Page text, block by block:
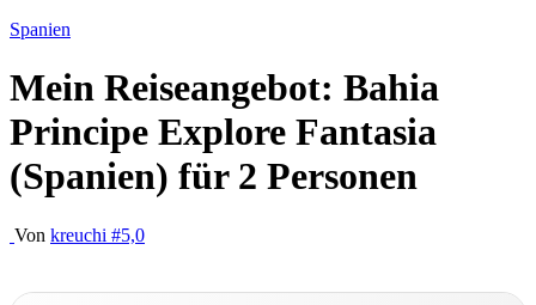
Spanien
Mein Reiseangebot: Bahia
Principe Explore Fantasia
(Spanien) für 2 Personen
Von kreuchi #5,0